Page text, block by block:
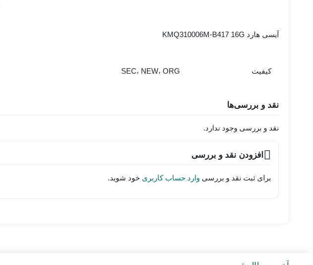
آیسی هارد KMQ310006M-B417 16G
کیفیت SEC، NEW، ORG
نقد و بررسی‌ها
نقد و بررسی وجود ندارد.
افزودن نقد و بررسی
برای ثبت نقد و بررسی وارد حساب کاربری خود شوید.